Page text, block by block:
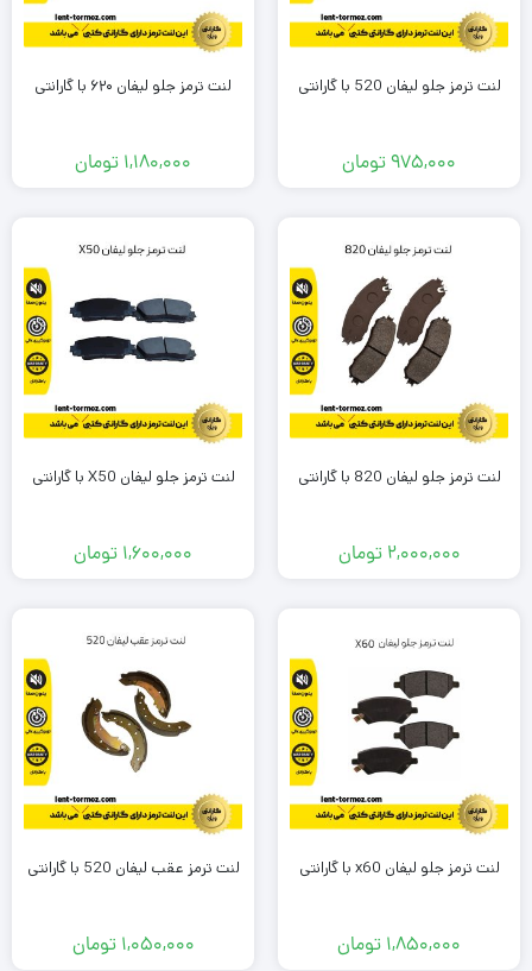
لنت ترمز جلو لیفان 520 با گارانتی
975,000تومان
لنت ترمز جلو لیفان ۶۲۰ با گارانتی
1,180,000 تومان
لنت ترمز جلو لیفان 820 با گارانتی
2,000,000 تومان
لنت ترمز جلو لیفان X50 با گارانتی
1,600,000 تومان
لنت ترمز جلو لیفان x60 با گارانتی
1,850,000 تومان
لنت ترمز عقب لیفان 520 با گارانتی
1,050,000 تومان